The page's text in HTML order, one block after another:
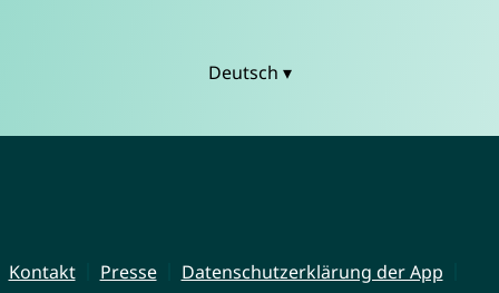
Deutsch ▾
Kontakt Presse
Datenschutzerklärung der App